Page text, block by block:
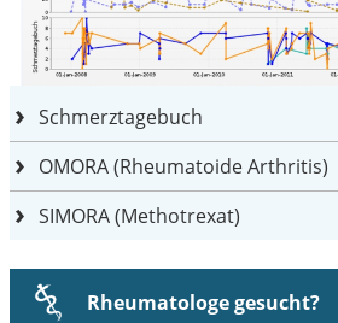
Schmerztagebuch
OMORA (Rheumatoide Arthritis)
SIMORA (Methotrexat)
Rheumatologe gesucht?